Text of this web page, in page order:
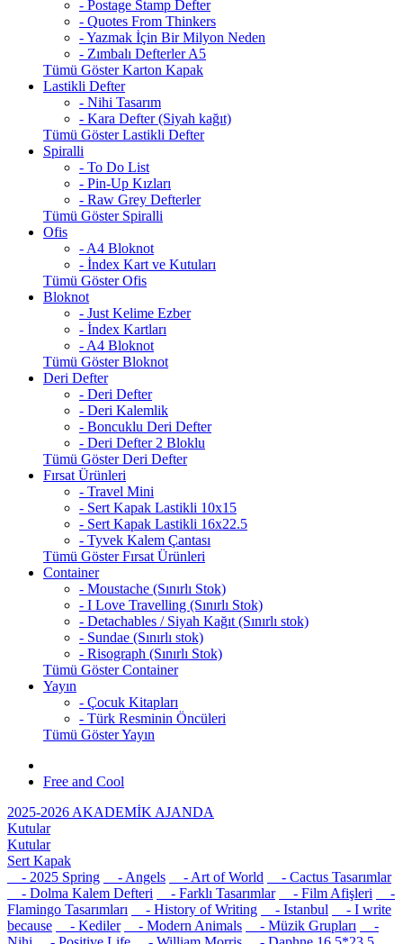
- Postage Stamp Defter
- Quotes From Thinkers
- Yazmak İçin Bir Milyon Neden
- Zımbalı Defterler A5
Tümü Göster Karton Kapak
Lastikli Defter
- Nihi Tasarım
- Kara Defter (Siyah kağıt)
Tümü Göster Lastikli Defter
Spiralli
- To Do List
- Pin-Up Kızları
- Raw Grey Defterler
Tümü Göster Spiralli
Ofis
- A4 Bloknot
- İndex Kart ve Kutuları
Tümü Göster Ofis
Bloknot
- Just Kelime Ezber
- İndex Kartları
- A4 Bloknot
Tümü Göster Bloknot
Deri Defter
- Deri Defter
- Deri Kalemlik
- Boncuklu Deri Defter
- Deri Defter 2 Bloklu
Tümü Göster Deri Defter
Fırsat Ürünleri
- Travel Mini
- Sert Kapak Lastikli 10x15
- Sert Kapak Lastikli 16x22.5
- Tyvek Kalem Çantası
Tümü Göster Fırsat Ürünleri
Container
- Moustache (Sınırlı Stok)
- I Love Travelling (Sınırlı Stok)
- Detachables / Siyah Kağıt (Sınırlı stok)
- Sundae (Sınırlı stok)
- Risograph (Sınırlı Stok)
Tümü Göster Container
Yayın
- Çocuk Kitapları
- Türk Resminin Öncüleri
Tümü Göster Yayın
Free and Cool
2025-2026 AKADEMİK AJANDA
Kutular
Kutular
Sert Kapak
- 2025 Spring
- Angels - Art of World
- Cactus Tasarımlar
- Dolma Kalem Defteri
- Farklı Tasarımlar - Film Afişleri
-
Flamingo Tasarımları
- History of Writing - Istanbul
- I write
because
- Kediler - Modern Animals - Müzik Grupları
-